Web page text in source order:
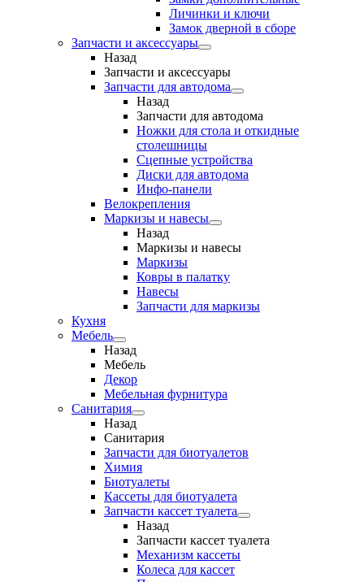
Личинки и ключи
Замок дверной в сборе
Запчасти и аксессуары
Назад
Запчасти и аксессуары
Запчасти для автодома
Назад
Запчасти для автодома
Ножки для стола и откидные
столешницы
Сцепные устройства
Диски для автодома
Инфо-панели
Велокрепления
Маркизы и навесы
Назад
Маркизы и навесы
Маркизы
Ковры в палатку
Навесы
Запчасти для маркизы
Кухня
Мебель
Назад
Мебель
Декор
Мебельная фурнитура
Санитария
Назад
Санитария
Запчасти для биотуалетов
Химия
Биотуалеты
Кассеты для биотуалета
Запчасти кассет туалета
Назад
Запчасти кассет туалета
Механизм кассеты
Колеса для кассет